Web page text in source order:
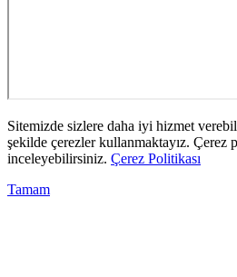
Sitemizde sizlere daha iyi hizmet
şekilde çerezler kullanmaktayız. Çerez
inceleyebilirsiniz. Çerez Politikası
Tamam